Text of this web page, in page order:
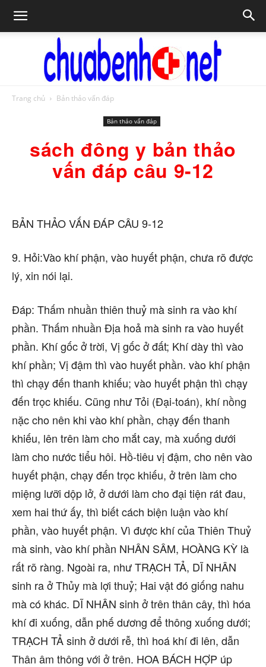
bệnh
Trang chủ Bản thảo vấn đáp
Bản thảo vấn đáp
sách đông y bản thảo
vấn đáp câu 9-12
BẢN THẢO VẤN ĐÁP CÂU 9-12
9. Hỏi:Vào khí phận, vào huyết phận, chưa rõ được
lý, xin nói lại.
Đáp: Thấm nhuần thiên thuỷ mà sinh ra vào khí
phần. Thấm nhuần Địa hoả mà sinh ra vào huyết
phần. Khí gốc ở trời, Vị gốc ở đất; Khí dày thì vào
khí phần; Vị đậm thì vào huyết phần. vào khí phận
thì chạy đến thanh khiếu; vào huyết phận thì chạy
đến trọc khiếu. Cũng như Tỏi (Đại-toán), khí nồng
nặc cho nên khi vào khí phần, chạy đến thanh
khiếu, lên trên làm cho mắt cay, mà xuống dưới
làm cho nước tiểu hôi. Hồ-tiêu vị đậm, cho nên vào
huyết phận, chạy đến trọc khiếu, ở trên làm cho
miệng lưỡi dộp lở, ở dưới làm cho đại tiện rát đau,
xem hai thứ ấy, thì biết cách biện luận vào khí
phần, vào huyết phận. Vì được khí của Thiên Thuỷ
mà sinh, vào khí phần NHÂN SÂM, HOÀNG KỲ là
rất rõ ràng. Ngoài ra, như TRẠCH TẢ, DĨ NHÂN
sinh ra ở Thủy mà lợi thuỷ; Hai vật đó giống nahu
mà có khác. DĨ NHÂN sinh ở trên thân cây, thì hóa
khí đi xuống, dẫn phế dương để thông xuống dưới;
TRẠCH TẢ sinh ở dưới rễ, thì hoá khí đi lên, dẫn
Thân âm thông với ở trên. HOA BÁCH HỢP úp